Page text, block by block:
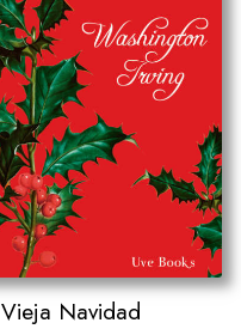
Vieja Navidad